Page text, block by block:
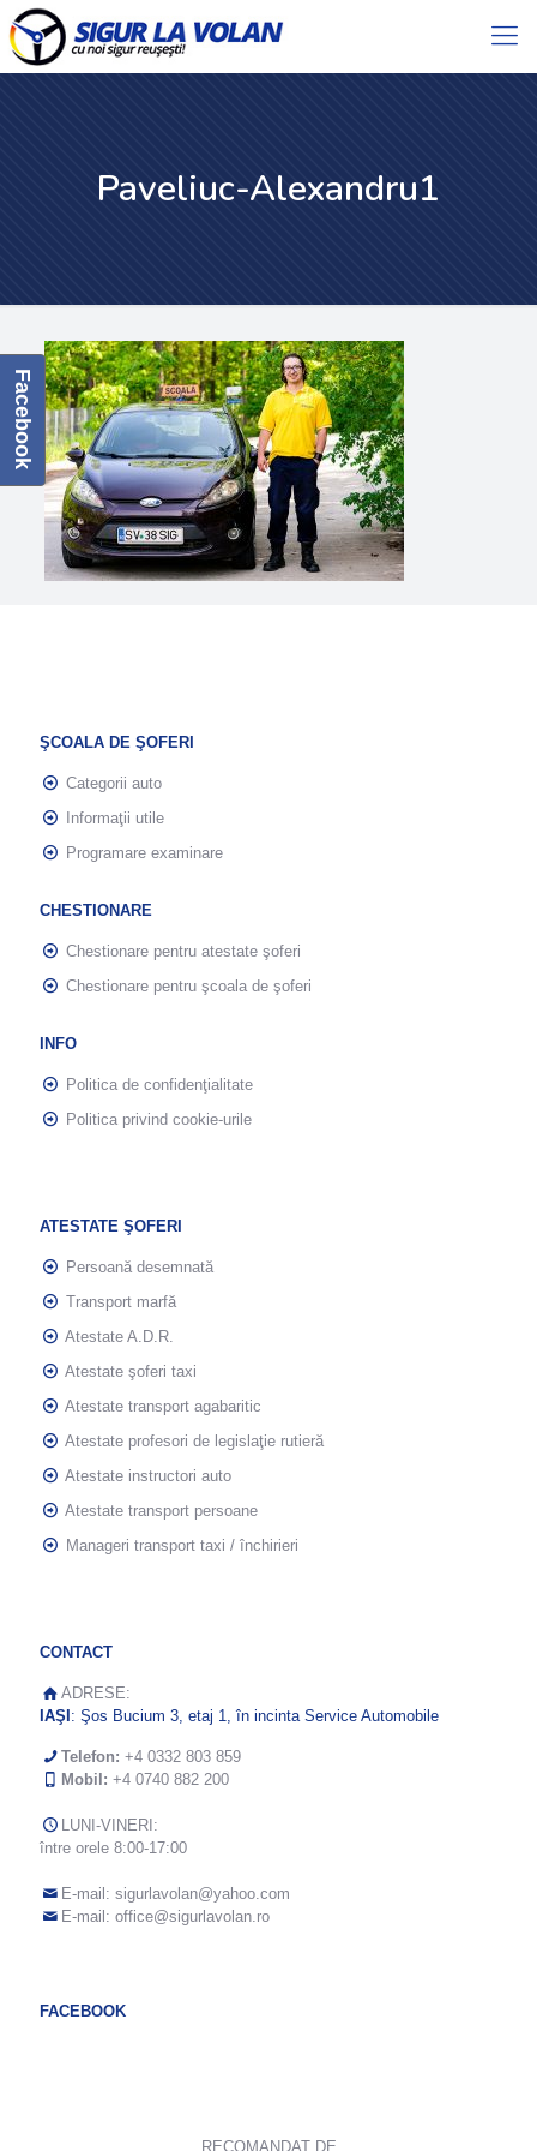
Paveliuc-Alexandru1
ŞCOALA DE ŞOFERI
Categorii auto
Informaţii utile
Programare examinare
CHESTIONARE
Chestionare pentru atestate şoferi
Chestionare pentru şcoala de şoferi
INFO
Politica de confidenţialitate
Politica privind cookie-urile
ATESTATE ŞOFERI
Persoană desemnată
Transport marfă
Atestate A.D.R.
Atestate şoferi taxi
Atestate transport agabaritic
Atestate profesori de legislaţie rutieră
Atestate instructori auto
Atestate transport persoane
Manageri transport taxi / închirieri
CONTACT
ADRESE:
IAŞI : Şos Bucium 3, etaj 1, în incinta Service Automobile
Telefon: +4 0332 803 859
Mobil: +4 0740 882 200
LUNI-VINERI:
între orele 8:00-17:00
E-mail:sigurlavolan@yahoo.com
E-mail:office@sigurlavolan.ro
FACEBOOK
RECOMANDAT DE
Facebook